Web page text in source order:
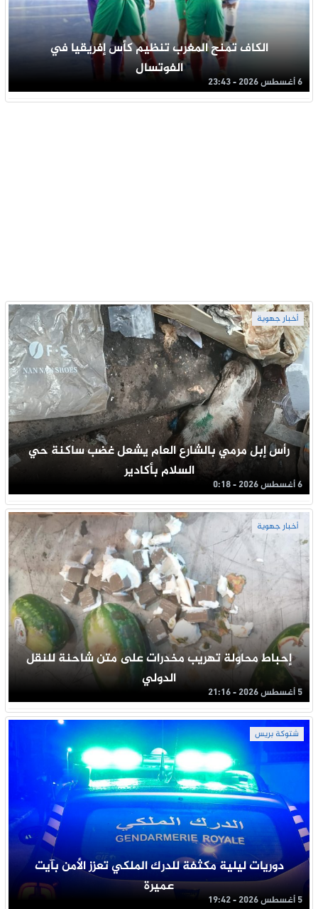
الكاف تمنح المغرب تنظيم كأس إفريقيا في
الفوتسال
6 أغسطس 2026 - 23:43
أخبار جهوية
رأس إبل مرمي بالشارع العام يشعل غضب ساكنة حي
السلام بأكادير
6 أغسطس 2026 - 0:18
أخبار جهوية
إحباط محاولة تهريب مخدرات على متن شاحنة للنقل
الدولي
5 أغسطس 2026 - 21:16
شتوكة بريس
دوريات ليلية مكثفة للدرك الملكي تعزز الأمن بآيت
عميرة
5 أغسطس 2026 - 19:42